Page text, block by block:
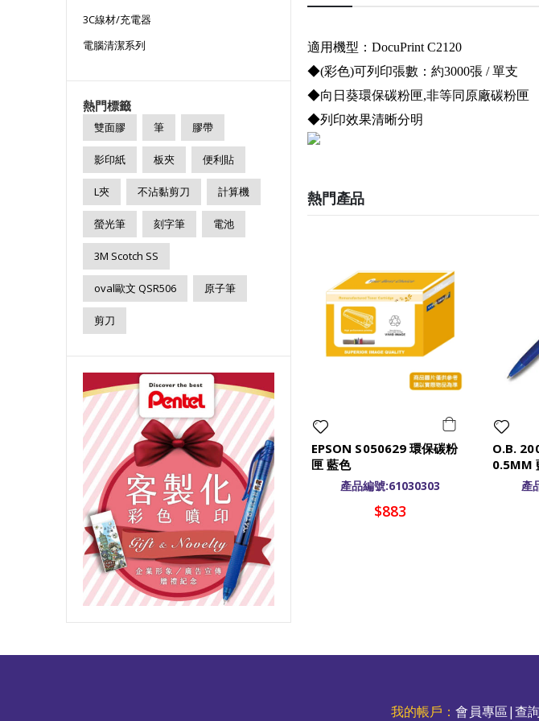
3C線材/充電器
電腦清潔系列
熱門標籤
雙面膠 筆 膠帶
影印紙 板夾 便利貼
L夾 不沾黏剪刀 計算機
螢光筆 刻字筆 電池
3M Scotch SS
oval歐文 QSR506 原子筆
剪刀
適用機型：DocuPrint C2120
◆(彩色)可列印張數：約3000張 / 單支
◆向日葵環保碳粉匣,非等同原廠碳粉匣
◆列印效果清晰分明
熱門產品
EPSON S050629 環保碳粉
匣 藍色
產品編號:61030303
$883
O.B.
0.5MM
產
我的帳戶：會員專區|查